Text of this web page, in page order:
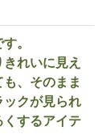
。
れいに見え
、そのまま
ックが見られ
くするアイテ